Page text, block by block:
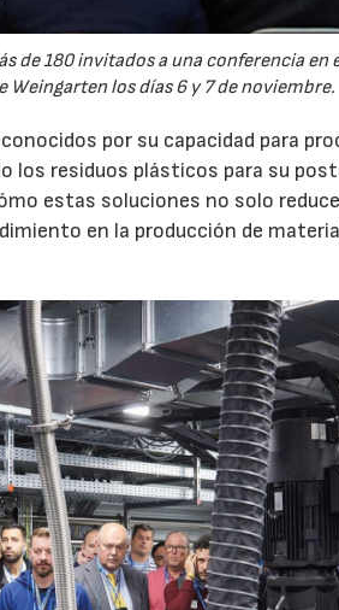
de 180 invitados a una conferencia en
los días 6 y 7 de noviembre.
por su capacidad para
residuos plásticos para su
estas soluciones no solo
en la producción de
30/07/2026